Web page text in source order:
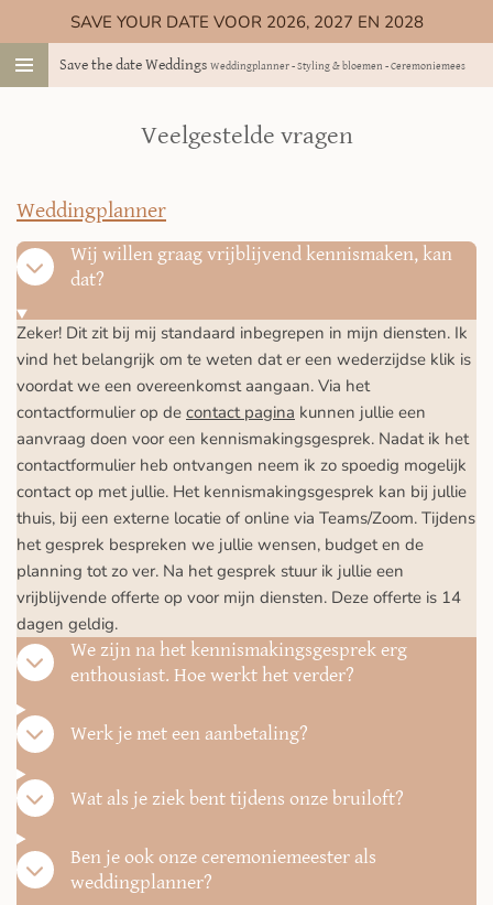
direct
naar
Save the date Weddings Weddingplanner - Styling & bloemen - Ceremoniemeester
SAVE YOUR DATE VOOR 2026, 2027 EN 2028
Veelgestelde vragen
Weddingplanner
Wij willen graag vrijblijvend kennismaken, kan
dat?
Zeker! Dit zit bij mij standaard inbegrepen in mijn diensten. Ik
vind het belangrijk om te weten dat er een wederzijdse klik is
voordat we een overeenkomst aangaan. Via het
contactformulier op de contact pagina kunnen jullie een
aanvraag doen voor een kennismakingsgesprek. Nadat ik het
contactformulier heb ontvangen neem ik zo spoedig mogelijk
contact op met jullie. Het kennismakingsgesprek kan bij jullie
thuis, bij een externe locatie of online via Teams/Zoom. Tijdens
het gesprek bespreken we jullie wensen, budget en de
planning tot zo ver. Na het gesprek stuur ik jullie een
vrijblijvende offerte op voor mijn diensten. Deze offerte is 14
dagen geldig.
We zijn na het kennismakingsgesprek erg
enthousiast. Hoe werkt het verder?
Werk je met een aanbetaling?
Wat als je ziek bent tijdens onze bruiloft?
Ben je ook onze ceremoniemeester als
weddingplanner?